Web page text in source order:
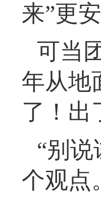
来”更安
可当
年从地
了！出
“别
个观点